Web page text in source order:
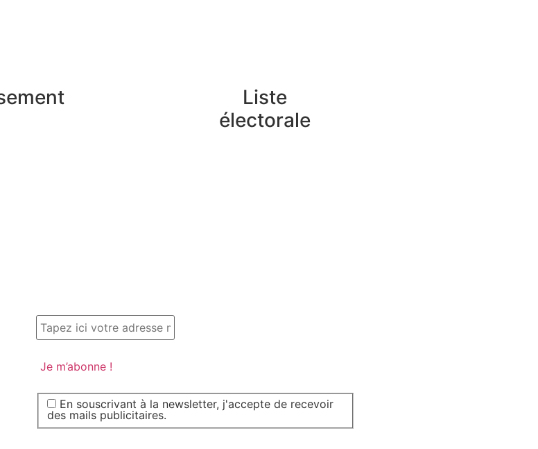
Liste
électorale
En souscrivant à la newsletter, j'accepte de recevoir
des mails publicitaires.